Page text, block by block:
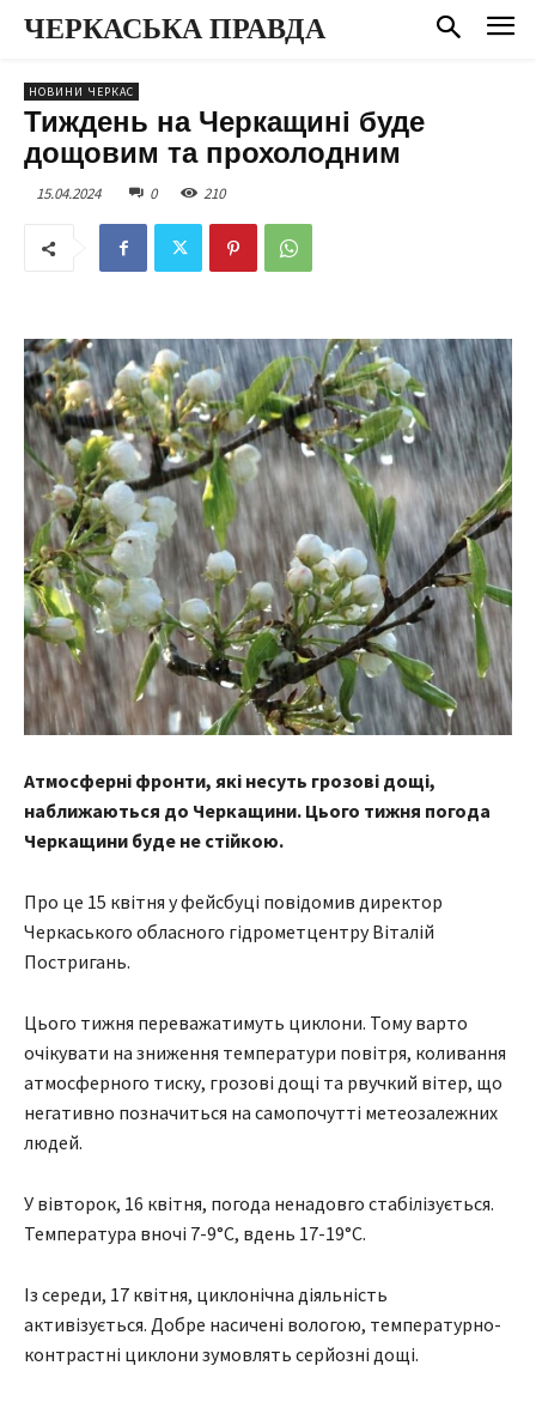
ЧЕРКАСЬКА ПРАВДА
НОВИНИ ЧЕРКАС
Тиждень на Черкащині буде
дощовим та прохолодним
15.04.2024 0 210
Атмосферні фронти, які несуть грозові дощі,
наближаються до Черкащини. Цього тижня погода
Черкащини буде не стійкою.
Про це 15 квітня у фейсбуці повідомив директор
Черкаського обласного гідрометцентру Віталій
Постригань.
Цього тижня переважатимуть циклони. Тому варто
очікувати на зниження температури повітря, коливання
атмосферного тиску, грозові дощі та рвучкий вітер, що
негативно позначиться на самопочутті метеозалежних
людей.
У вівторок, 16 квітня, погода ненадовго стабілізується.
Температура вночі 7-9°С, вдень 17-19°С.
Із середи, 17 квітня, циклонічна діяльність
активізується. Добре насичені вологою, температурно-
контрастні циклони зумовлять серйозні дощі.